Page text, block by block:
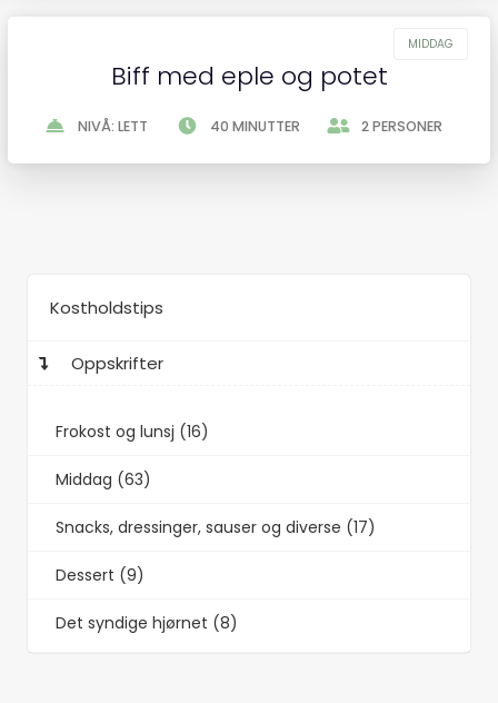
Biff med eple og potet
NIVÅ: LETT 40 MINUTTER 2 PERSONER
Kostholdstips
Oppskrifter
Frokost og lunsj (16)
Middag (63)
Snacks, dressinger, sauser og diverse (17)
Dessert (9)
Det syndige hjørnet (8)